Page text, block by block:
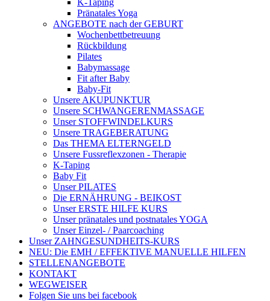
K-Taping
Pränatales Yoga
ANGEBOTE nach der GEBURT
Wochenbettbetreuung
Rückbildung
Pilates
Babymassage
Fit after Baby
Baby-Fit
Unsere AKUPUNKTUR
Unsere SCHWANGERENMASSAGE
Unser STOFFWINDELKURS
Unsere TRAGEBERATUNG
Das THEMA ELTERNGELD
Unsere Fussreflexzonen - Therapie
K-Taping
Baby Fit
Unser PILATES
Die ERNÄHRUNG - BEIKOST
Unser ERSTE HILFE KURS
Unser pränatales und postnatales YOGA
Unser Einzel- / Paarcoaching
Unser ZAHNGESUNDHEITS-KURS
NEU: Die EMH / EFFEKTIVE MANUELLE HILFEN
STELLENANGEBOTE
KONTAKT
WEGWEISER
Folgen Sie uns bei facebook